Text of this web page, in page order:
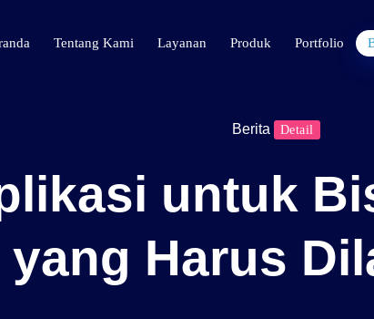
Tentang Kami Layanan Produk Portfolio
Berita Detail
untuk
yang Harus